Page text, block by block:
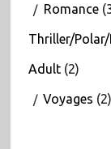
Romance
Thriller/
Adult(2)
Voyages (2)